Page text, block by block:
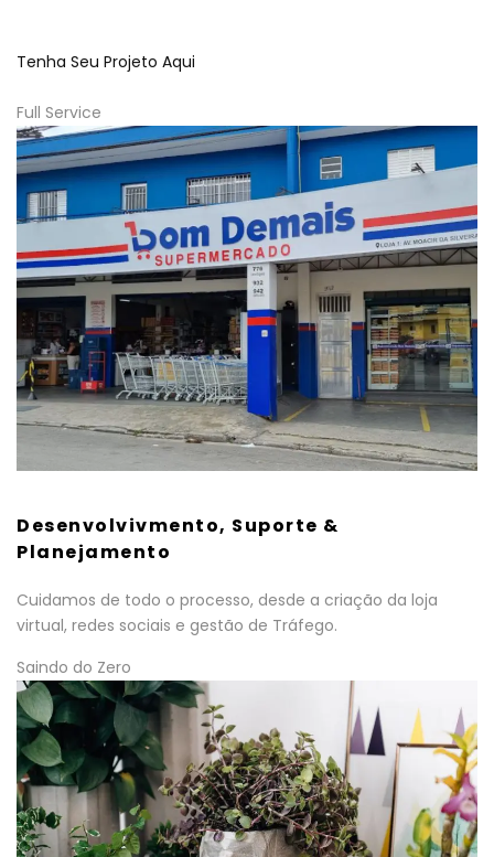
Tenha Seu Projeto Aqui
Full Service
Desenvolvivmento, Suporte &
Planejamento
Cuidamos de todo o processo, desde a criação da loja
virtual, redes sociais e gestão de Tráfego.
Saindo do Zero